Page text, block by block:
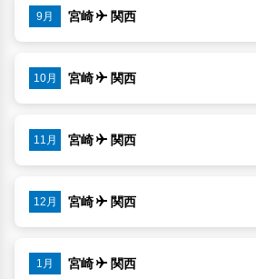
9月 宮崎 関西
10月 宮崎 関西
11月 宮崎 関西
12月 宮崎 関西
1月 宮崎 関西